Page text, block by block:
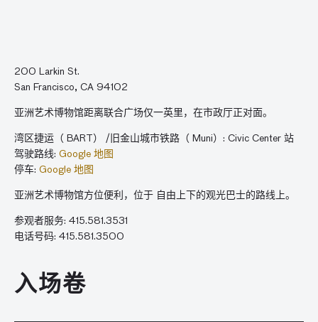
200 Larkin St.
San Francisco, CA 94102
亚洲艺术博物馆距离联合广场仅一英里，在市政厅正对面。
湾区捷运（ BART） /旧金山城市铁路（ Muni）: Civic Center 站
驾驶路线: Google 地图
停车: Google 地图
亚洲艺术博物馆方位便利，位于 自由上下的观光巴士的路线上。
参观者服务: 415.581.3531
电话号码: 415.581.3500
入场卷